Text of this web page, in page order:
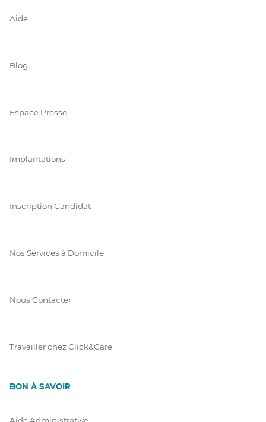
Aide
Blog
Espace Presse
Implantations
Inscription Candidat
Nos Services à Domicile
Nous Contacter
Travailler chez Click&Care
BON À SAVOIR